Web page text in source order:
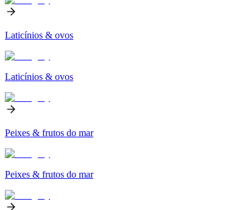
Laticínios & ovos
Laticínios & ovos
Peixes & frutos do mar
Peixes & frutos do mar